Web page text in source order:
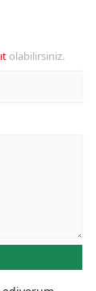
olabilirsiniz.